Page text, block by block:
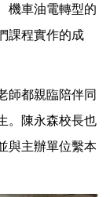
機車油電轉型的
課程實作的成
師都親臨陪伴同
。陳永森校長也
與主辦單位繫本